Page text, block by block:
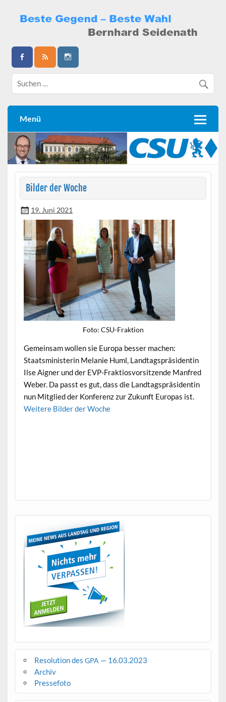
content
Bernhard Seidenath
Menü
Bilder der Woche
19. Juni 2021
Foto: CSU-Frak­tion
Gemein­sam wollen sie Europa bess­er machen:
Staatsmin­is­terin Melanie Huml, Land­tagspräsi­dentin
Ilse Aign­er und der EVP-Frak­tiosvor­sitzende Man­fred
Weber. Da passt es gut, dass die Land­tagspräsi­dentin
nun Mit­glied der Kon­ferenz zur Zukun­ft Europas ist.
Weit­ere Bilder der Woche
Resolution des GPA — 16.03.2023
Archiv
Pressefoto